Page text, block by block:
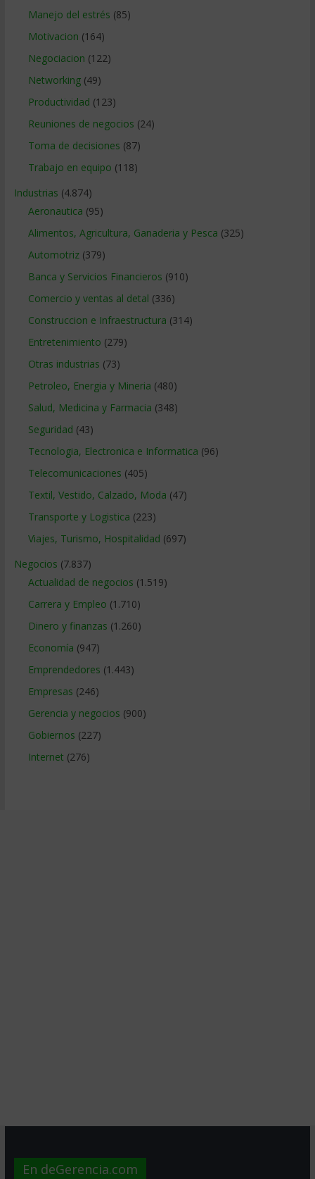
Manejo del estrés (85)
Motivacion (164)
Negociacion (122)
Networking(49)
Productividad (123)
Reuniones de negocios (24)
Toma de decisiones (87)
Trabajo en equipo (118)
Industrias (4.874)
Aeronautica (95)
Alimentos, Agricultura, Ganaderia y Pesca (325)
Automotriz(379)
Banca y Servicios Financieros (910)
Comercio y ventas al detal (336)
Construccion e Infraestructura (314)
Entretenimiento (279)
Otras industrias (73)
Petroleo, Energia y Mineria (480)
Salud, Medicina y Farmacia (348)
Seguridad (43)
Tecnologia, Electronica e Informatica (96)
Telecomunicaciones (405)
Textil, Vestido, Calzado, Moda (47)
Transporte y Logistica (223)
Viajes, Turismo, Hospitalidad (697)
Negocios (7.837)
Actualidad de negocios (1.519)
Carrera y Empleo (1.710)
Dinero y finanzas (1.260)
Economía (947)
Emprendedores (1.443)
Empresas (246)
Gerencia y negocios (900)
Gobiernos (227)
Internet (276)
En deGerencia.com